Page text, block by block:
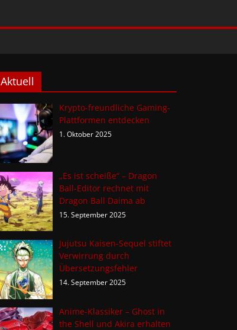
Aktuell
Krypto-freundliche Gaming-
Plattformen entdecken
1. Oktober 2025
„Es ist scheiße“ – Dragon
Ball-Editor rechnet mit
Dragon Ball Daima ab
15. September 2025
Jujutsu Kaisen-Sequel stiftet
Verwirrung durch
Übersetzungsfehler
14. September 2025
Anime-Klassiker – Ghost in
the Shell und Akira erhalten